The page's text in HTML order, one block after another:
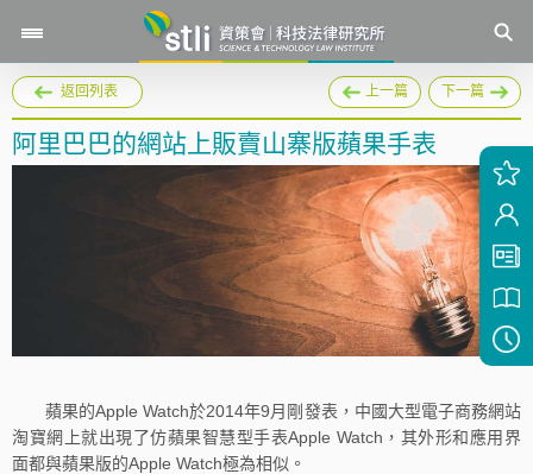
返回列表 上一篇 下一篇
阿里巴巴的網站上販賣山寨版蘋果手表
蘋果的Apple Watch於2014年9月剛發表，中國大型電子商務網站
淘寶網上就出現了仿蘋果智慧型手表Apple Watch，其外形和應用界
面都與蘋果版的Apple Watch極為相似。